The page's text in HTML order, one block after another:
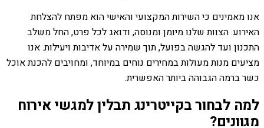
אנו מאמינים כי השירות המקצועי והאישי הוא מפתח להצלחת
האירוע. הצוות שלנו מיומן ומנוסה, ודואג לכל פרט, החל משלב
התכנון ועד להגשה בפועל, תוך שמירה על אדיבות ויעילות. אנו
מציעים מנות מעולות במחירים נוחים במיוחד, ומחויבים להכנת אוכל
כשר ברמה הגבוהה ביותר האפשרית.
למה לבחור בקייטרינג תבלין למגשי אירוח
מגוונים?